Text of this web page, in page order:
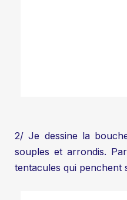
2/ Je dessine la
souples et arrondis.
tentacules qui penchent